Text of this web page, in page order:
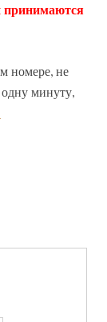
принимаются
номере, не
одну минуту,